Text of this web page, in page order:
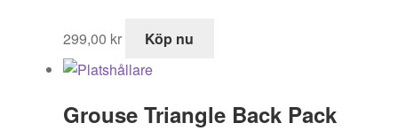
299,00 kr Köp nu
Grouse Triangle Back Pack